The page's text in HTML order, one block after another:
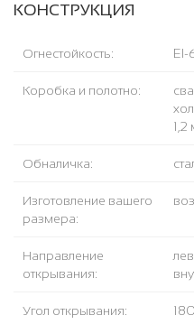
КОНСТРУКЦИЯ
Огнестойкость: EI-
Коробка и полотно:
1,2
Обналичка:
Изготовление вашего
размера:
Направление
открывания:
Угол открывания: